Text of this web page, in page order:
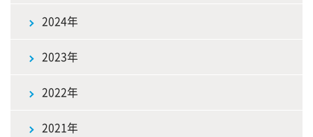
2024年
2023年
2022年
2021年